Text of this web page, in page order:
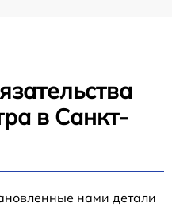
в Санкт-
нами детали